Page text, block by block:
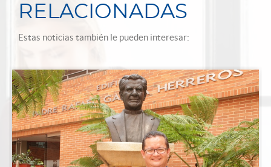
RELACIONADAS
Estas noticias también le pueden interesar: